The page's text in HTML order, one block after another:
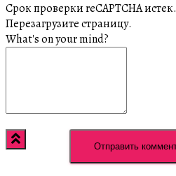
Срок проверки reCAPTCHA истек.
Перезагрузите страницу.
What's on your mind?